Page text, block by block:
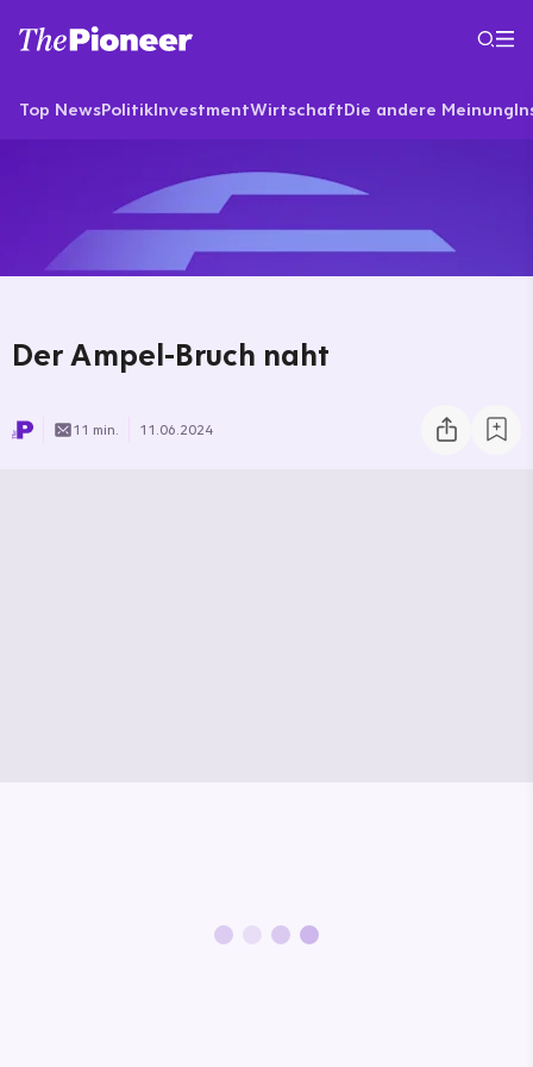
Top NewsPolitikInvestmentWirtschaftDie andere Meinung
Der Ampel-Bruch naht
11 min. 11.06.2024